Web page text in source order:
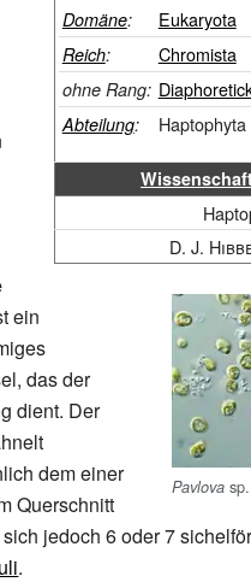
Domäne: Eukaryota
Reich: Chromista
ohne Rang:
Abteilung: Haptophyta
D. J.
Pavlova
ein
das der
dient. Der
dem einer
Querschnitt
jedoch 6 oder 7
.